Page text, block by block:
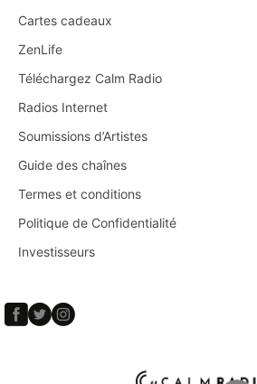
Cartes cadeaux
ZenLife
Téléchargez Calm Radio
Radios Internet
Soumissions d’Artistes
Guide des chaînes
Termes et conditions
Politique de Confidentialité
Investisseurs